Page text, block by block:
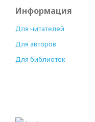
Информация
Для читателей
Для авторов
Для библиотек